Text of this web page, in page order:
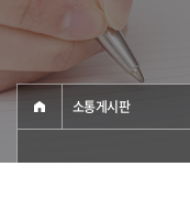
소통게시판